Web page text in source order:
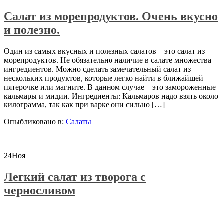
Салат из морепродуктов. Очень вкусно
и полезно.
Один из самых вкусных и полезных салатов – это салат из
морепродуктов. Не обязательно наличие в салате множества
ингредиентов. Можно сделать замечательный салат из
нескольких продуктов, которые легко найти в ближайшей
пятерочке или магните. В данном случае – это замороженные
кальмары и мидии. Ингредиенты: Кальмаров надо взять около
килограмма, так как при варке они сильно […]
Опыбликовано в: Салаты
24Ноя
Легкий салат из творога с
черносливом